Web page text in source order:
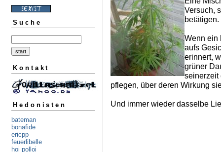
Suche
Kontakt
Hedonisten
bateman
bonafide
ericpp
feuerlibelle
hoi polloi
Versuch,
betätigen.
Wenn ein
aufs
erinnert,
grüner
seinerzeit
pflegen, über deren Wirkung
Und immer wieder dasselbe